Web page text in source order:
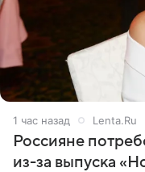
1 час назад Lenta.Ru
Россияне
из-за выпуска